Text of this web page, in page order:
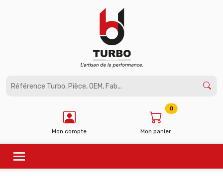
Mon compte Mon panier
0
Panneau de gestion des cookies